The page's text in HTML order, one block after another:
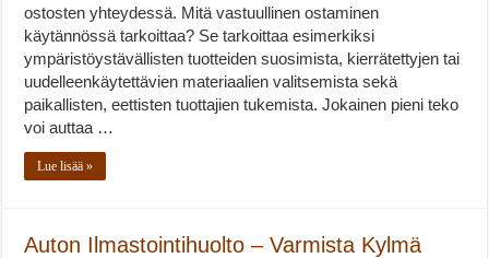
ostosten yhteydessä. Mitä vastuullinen ostaminen
käytännössä tarkoittaa? Se tarkoittaa esimerkiksi
ympäristöystävällisten tuotteiden suosimista, kierrätettyjen tai
uudelleenkäytettävien materiaalien valitsemista sekä
paikallisten, eettisten tuottajien tukemista. Jokainen pieni teko
voi auttaa …
Lue lisää »
Auton Ilmastointihuolto – Varmista Kylmä